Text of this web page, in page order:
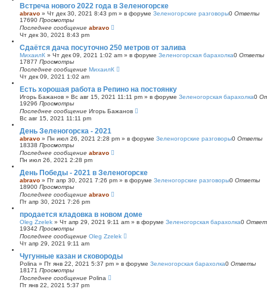
Встреча нового 2022 года в Зеленогорске
abravo » Чт дек 30, 2021 8:43 pm » в форуме Зеленогорские разговоры0 Ответы
17690 Просмотры
Последнее сообщение abravo
Чт дек 30, 2021 8:43 pm
Сдаётся дача посуточно 250 метров от залива
МихаилК » Чт дек 09, 2021 1:02 am » в форуме Зеленогорская барахолка0 Ответы
17877 Просмотры
Последнее сообщение МихаилК
Чт дек 09, 2021 1:02 am
Есть хорошая работа в Репино на постоянку
Игорь Бажанов » Вс авг 15, 2021 11:11 pm » в форуме Зеленогорская барахолка0
19296 Просмотры
Последнее сообщение Игорь Бажанов
Вс авг 15, 2021 11:11 pm
День Зеленогорска - 2021
abravo » Пн июл 26, 2021 2:28 pm » в форуме Зеленогорские разговоры0 Ответы
18338 Просмотры
Последнее сообщение abravo
Пн июл 26, 2021 2:28 pm
День Победы - 2021 в Зеленогорске
abravo » Пт апр 30, 2021 7:26 pm » в форуме Зеленогорские разговоры0 Ответы
18900 Просмотры
Последнее сообщение abravo
Пт апр 30, 2021 7:26 pm
продается кладовка в новом доме
Oleg Zzelek » Чт апр 29, 2021 9:11 am » в форуме Зеленогорская барахолка0
19342 Просмотры
Последнее сообщение Oleg Zzelek
Чт апр 29, 2021 9:11 am
Чугунные казан и сковороды
Polina » Пт янв 22, 2021 5:37 pm » в форуме Зеленогорская барахолка0 Ответы
18171 Просмотры
Последнее сообщение Polina
Пт янв 22, 2021 5:37 pm